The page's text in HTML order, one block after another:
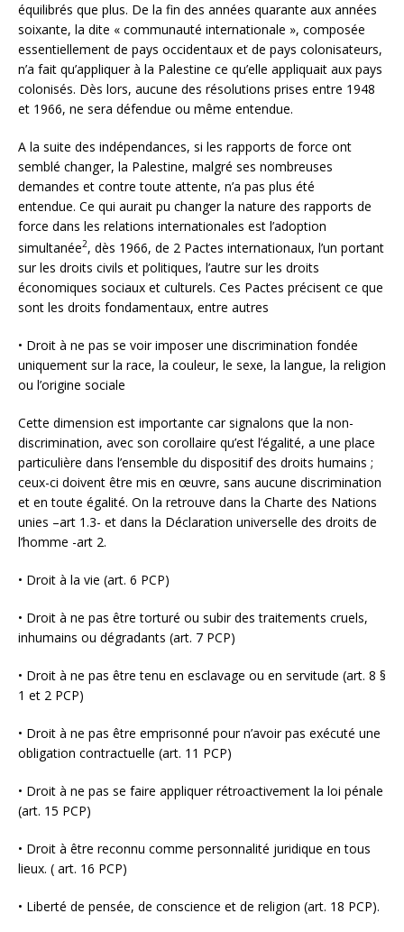
équilibrés que plus. De la fin des années quarante aux années
soixante, la dite « communauté internationale », composée
essentiellement de pays occidentaux et de pays colonisateurs,
n’a fait qu’appliquer à la Palestine ce qu’elle appliquait aux pays
colonisés. Dès lors, aucune des résolutions prises entre 1948
et 1966, ne sera défendue ou même entendue.
A la suite des indépendances, si les rapports de force ont
semblé changer, la Palestine, malgré ses nombreuses
demandes et contre toute attente, n’a pas plus été
entendue. Ce qui aurait pu changer la nature des rapports de
force dans les relations internationales est l’adoption
simultanée2, dès 1966, de 2 Pactes internationaux, l’un portant
sur les droits civils et politiques, l’autre sur les droits
économiques sociaux et culturels. Ces Pactes précisent ce que
sont les droits fondamentaux, entre autres
• Droit à ne pas se voir imposer une discrimination fondée
uniquement sur la race, la couleur, le sexe, la langue, la religion
ou l’origine sociale
Cette dimension est importante car signalons que la non-
discrimination, avec son corollaire qu’est l’égalité, a une place
particulière dans l’ensemble du dispositif des droits humains ;
ceux-ci doivent être mis en œuvre, sans aucune discrimination
et en toute égalité. On la retrouve dans la Charte des Nations
unies –art 1.3- et dans la Déclaration universelle des droits de
l’homme -art 2.
• Droit à la vie (art. 6 PCP)
• Droit à ne pas être torturé ou subir des traitements cruels,
inhumains ou dégradants (art. 7 PCP)
• Droit à ne pas être tenu en esclavage ou en servitude (art. 8 §
1 et 2 PCP)
• Droit à ne pas être emprisonné pour n’avoir pas exécuté une
obligation contractuelle (art. 11 PCP)
• Droit à ne pas se faire appliquer rétroactivement la loi pénale
(art. 15 PCP)
• Droit à être reconnu comme personnalité juridique en tous
lieux. ( art. 16 PCP)
• Liberté de pensée, de conscience et de religion (art. 18 PCP).